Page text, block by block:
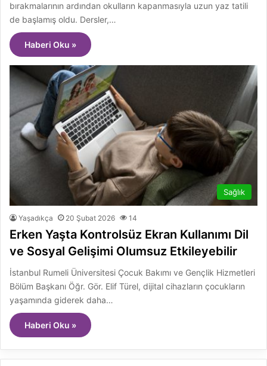
bırakmalarının ardından okulların kapanmasıyla uzun yaz tatili
de başlamış oldu. Dersler,…
Haberi Oku »
Sağlık
Yaşadıkça 20 Şubat 2026 14
Erken Yaşta Kontrolsüz Ekran Kullanımı Dil
ve Sosyal Gelişimi Olumsuz Etkileyebilir
İstanbul Rumeli Üniversitesi Çocuk Bakımı ve Gençlik Hizmetleri
Bölüm Başkanı Öğr. Gör. Elif Türel, dijital cihazların çocukların
yaşamında giderek daha…
Haberi Oku »